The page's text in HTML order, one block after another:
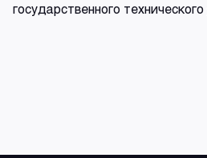
государственного